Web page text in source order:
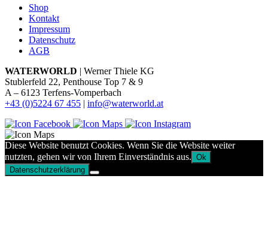
Shop
Kontakt
Impressum
Datenschutz
AGB
WATERWORLD | Werner Thiele KG
Stublerfeld 22, Penthouse Top 7 & 9
A – 6123 Terfens-Vomperbach
+43 (0)5224 67 455 | info@waterworld.at
Diese Website benutzt Cookies. Wenn Sie die Website weiter
nutzten, gehen wir von Ihrem Einverständnis aus. Ok
Datenschutzerklärung